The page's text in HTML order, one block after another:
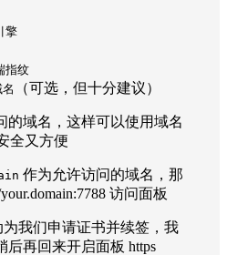
擎
指纹
（可选，但十分建议）
的域名，这样可以使用域名
全又方便
作为允许访问的域名，那
访问面板
我们申请证书并续签，我
后再回来开启面板 https